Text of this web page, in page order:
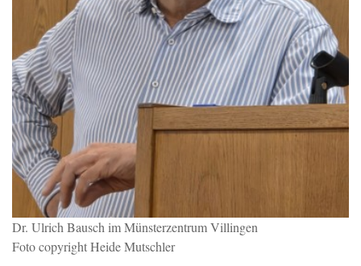
Dr. Ulrich Bausch im Münsterzentrum Villingen
Foto copyright Heide Mutschler